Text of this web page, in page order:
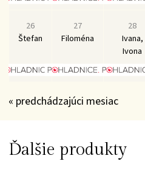
26
Štefan
27
Filoména
28
Ivana,
Ivona
« predchádzajúci mesiac
Ďalšie produkty